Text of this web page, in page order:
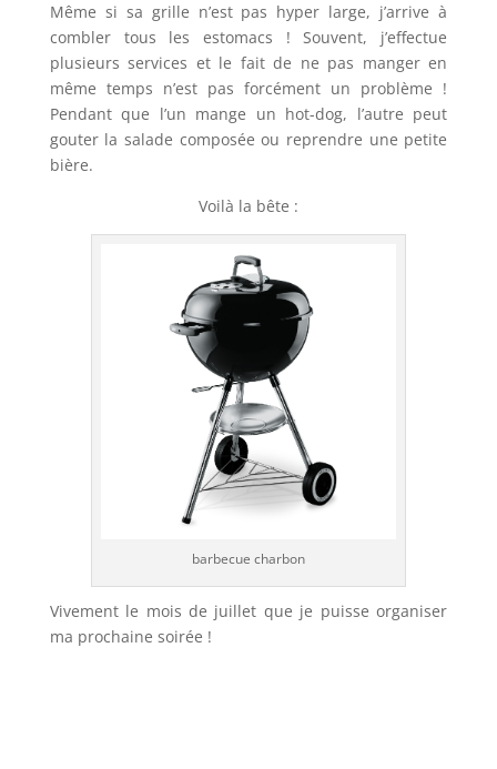
Même si sa grille n’est pas hyper large, j’arrive à
combler tous les estomacs ! Souvent, j’effectue
plusieurs services et le fait de ne pas manger en
même temps n’est pas forcément un problème !
Pendant que l’un mange un hot-dog, l’autre peut
gouter la salade composée ou reprendre une petite
bière.
Voilà la bête :
barbecue charbon
Vivement le mois de juillet que je puisse organiser
ma prochaine soirée !